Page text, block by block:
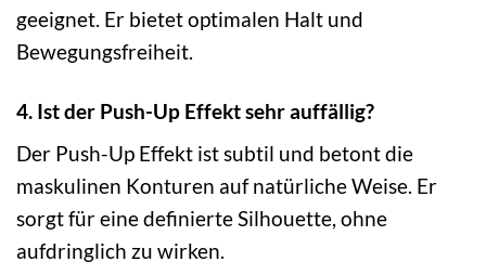
geeignet. Er bietet optimalen Halt und
Bewegungsfreiheit.
4. Ist der Push-Up Effekt sehr auffällig?
Der Push-Up Effekt ist subtil und betont die
maskulinen Konturen auf natürliche Weise. Er
sorgt für eine definierte Silhouette, ohne
aufdringlich zu wirken.